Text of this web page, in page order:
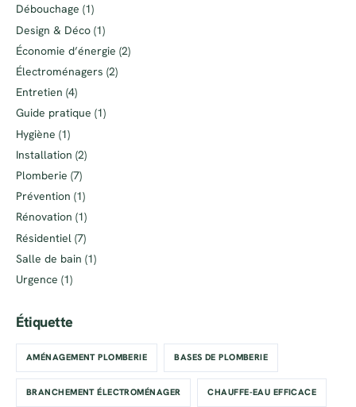
Débouchage (1)
Design & Déco (1)
Économie d’énergie (2)
Électroménagers (2)
Entretien (4)
Guide pratique (1)
Hygiène (1)
Installation (2)
Plomberie (7)
Prévention (1)
Rénovation (1)
Résidentiel (7)
Salle de bain (1)
Urgence (1)
Étiquette
AMÉNAGEMENT PLOMBERIE BASES DE PLOMBERIE
BRANCHEMENT ÉLECTROMÉNAGER CHAUFFE-EAU EFFICACE